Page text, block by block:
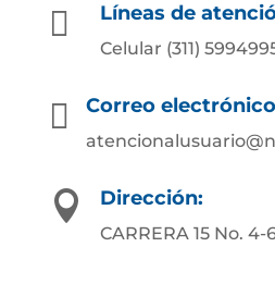
 Líneas de
Celular (311)
 Correo
 Dirección:
CARRERA 15 No. 4-